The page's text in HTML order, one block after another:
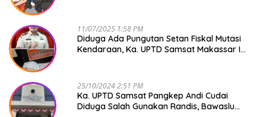
11/07/2025 1:58 PM
Diduga Ada Pungutan Setan Fiskal Mutasi
Kendaraan, Ka. UPTD Samsat Makassar I
25/10/2024 2:51 PM
Ka. UPTD Samsat Pangkep Andi Cudai
Diduga Salah Gunakan Randis, Bawaslu